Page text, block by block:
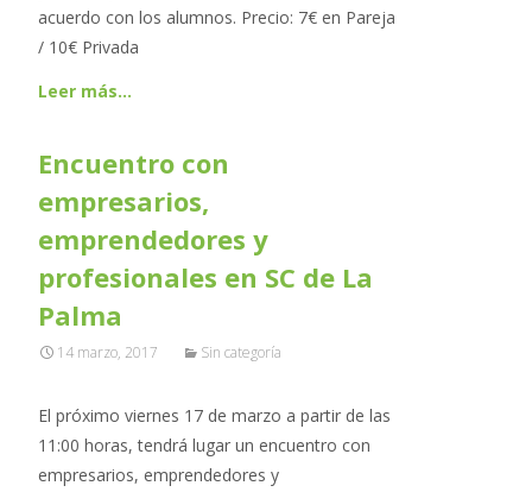
acuerdo con los alumnos. Precio: 7€ en Pareja
/ 10€ Privada
Leer más…
Encuentro con
empresarios,
emprendedores y
profesionales en SC de La
Palma
14 marzo, 2017 Sin categoría
El próximo viernes 17 de marzo a partir de las
11:00 horas, tendrá lugar un encuentro con
empresarios, emprendedores y